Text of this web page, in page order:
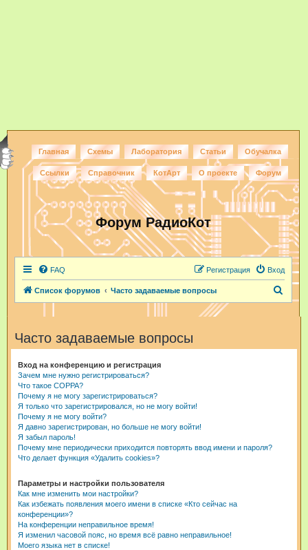
Главная Схемы Лаборатория Статьи Обучалка
Ссылки Справочник КотАрт О проекте Форум
Форум РадиоКот
FAQ Вход
Регистрация
Список форумов Часто задаваемые вопросы
Часто задаваемые вопросы
Вход на конференцию и регистрация
Зачем мне нужно регистрироваться?
Что такое COPPA?
Почему я не могу зарегистрироваться?
Я только что зарегистрировался, но не могу войти!
Почему я не могу войти?
Я давно зарегистрирован, но больше не могу войти!
Я забыл пароль!
Почему мне периодически приходится повторять ввод имени и пароля?
Что делает функция «Удалить cookies»?
Параметры и настройки пользователя
Как мне изменить мои настройки?
Как избежать появления моего имени в списке «Кто сейчас на
конференции»?
На конференции неправильное время!
Я изменил часовой пояс, но время всё равно неправильное!
Моего языка нет в списке!